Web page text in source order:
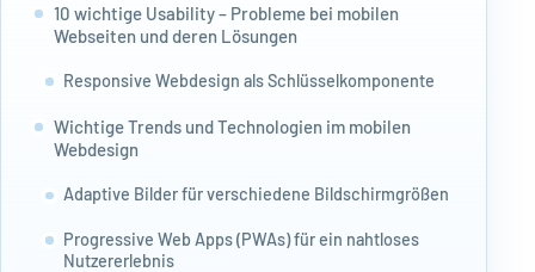
10 wichtige Usability – Probleme bei mobilen
Webseiten und deren Lösungen
Responsive Webdesign als Schlüsselkomponente
Wichtige Trends und Technologien im mobilen
Webdesign
Adaptive Bilder für verschiedene Bildschirmgrößen
Progressive Web Apps (PWAs) für ein nahtloses
Nutzererlebnis